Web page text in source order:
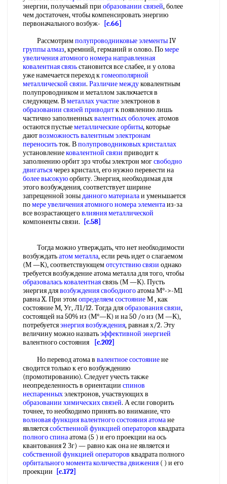
энергии, получаемый при образовании связей, более
чем достаточен, чтобы компенсировать энергию
первоначального возбуж-
[c.66]
Рассмотримполупроводниковые элементыIV
группы алмаз, кремний, германий и олово. Помере
увеличенияатомного номеранаправленная
ковалентная связьстановится все слабее, и у олова
уже намечается переход кгомеополярной
металлической связи. Различие междуковалентным
полупроводником и металлом заключается в
следующем. Вметаллах участиеэлектронов в
образовании связей приводитк появлению лишь
частично заполненныхвалентных оболочекатомов
остаются пустыеметаллические орбиты, которые
даютвозможность валентнымэлектронам
переноситьток. Вполупроводниковых кристаллах
установлениековалентной связи приводит к
заполнению орбит зрз чтобы электрон могсвободно
двигатьсячерез кристалл, его нужно перевести на
более высокуюорбиту. Энергия, необходимая для
этого возбуждения, соответствует ширине
запрещенной зоныданного материалаи уменьшается
помере увеличенияатомного номера элементаиз-за
все возрастающеговлияния металлической
компоненты связи.
[c.58]
Тогда можно утверждать, что нет необходимости
возбуждатьатом металла, если речь идет о слагаемом
(М —К), соответствующемотсутствию связи однако
требуется возбуждение атома металла для того, чтобы
образовалась ковалентнаясвязь (М —К). Пусть
энергия длявозбуждения свободногоатома М°->-М1
равна X. При этомопределяем состояниеМ , как
состояние М, Уг, Л1/12. Тогда дляобразования связи,
состоящей на 50% из (М°—К) и на 50 /о из (М —К),
потребуетсяэнергия возбуждения, равная х/2. Эту
величину можно назватьэффективной энергией
валентного состояния
[c.202]
Но перевод атома в валентное состояниене
сводится только к его возбуждению
(промотированию). Следует учесть также
неопределенность в ориентации спинов
неспаренныхэлектронов, участвующих в
образовании химических связей. А если говорить
точнее, то необходимо принять во внимание, что
волновая функция валентногосостояния атомане
являетсясобственной функцией операторов квадрата
полного спинаатома (5 ) и его проекции на ось
квантования 2 Зг) — равно как она не является и
собственной функцией операторов квадрата полного
орбитального момента количества движения ( ) и его
проекции
[c.172]